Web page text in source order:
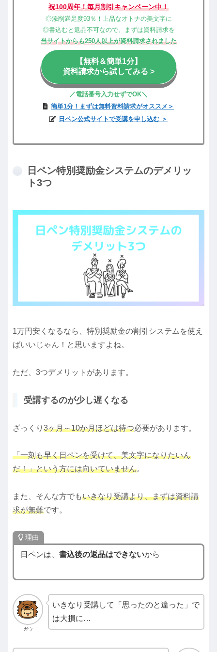
祝100周年！毎月割引キャンペーン中！
◎添削満足度93％！上品なオトナの美文字に
◎書込むと返品不可なので、まずは資料請求を
当サイトからも250人以上が資料請求されました
【無料＆簡単1分】
資料請求から試してみる >
／電話番号入力せずでOK＼
簡単1分！まずは無料資料請求がオススメ＞
日ペン公式サイトで受講を申し込む ＞
日ペン特別奨励金システムのデメリッ
ト3つ
1万円安くなるなら、特別奨励金の割引システムを使え
ばいいじゃん！と思いますよね。
ただ、3つデメリットがあります。
受講するのが少し遅くなる
ざっくり 3ヶ月～10か月ほどは待つ必要があります。
「一刻も早く日ペンを受けて、美文字になりたいん
だ！」という方には向いていません。
また、そんな方でもいきなり受講より、まずは資料請
求が無難です。
理由
日ペンは、 書込後の返品はできないから
ガウ
いきなり受講して「思ったのと違った」で
は大損に…